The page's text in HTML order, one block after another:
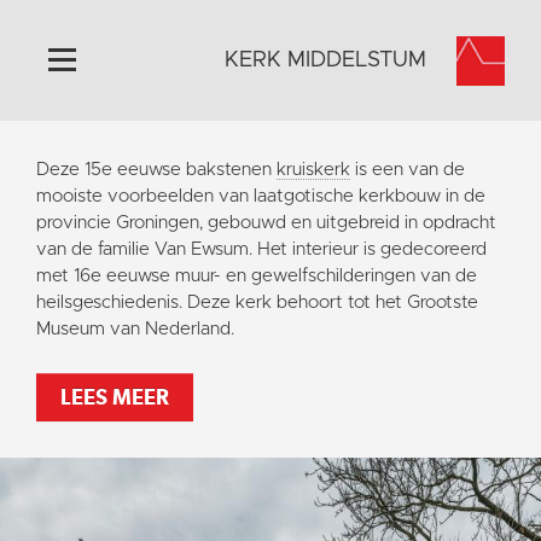
Home
Algemeen
Historie
Omgeving
Het Grootste Museum
Steun ons
KERK MIDDELSTUM
Deze 15e eeuwse bakstenen kruiskerk is een van de
mooiste voorbeelden van laatgotische kerkbouw in de
provincie Groningen, gebouwd en uitgebreid in opdracht
van de familie Van Ewsum. Het interieur is gedecoreerd
met 16e eeuwse muur- en gewelfschilderingen van de
heilsgeschiedenis. Deze kerk behoort tot het Grootste
Museum van Nederland.
LEES MEER